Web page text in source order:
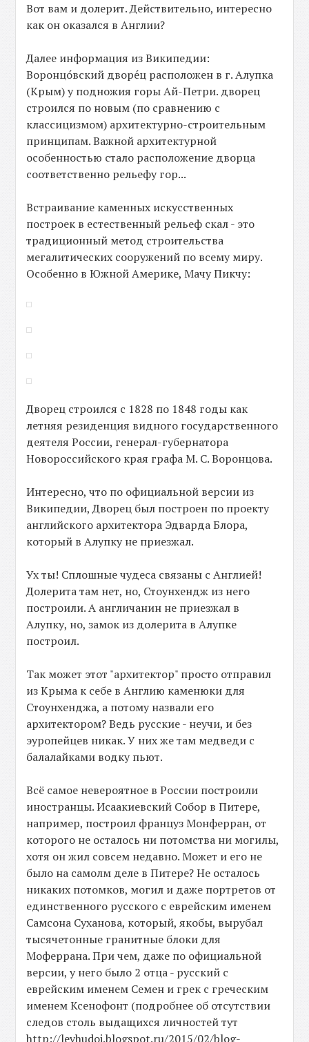
Вот вам и долерит. Действительно, интересно
как он оказался в Англии?
Далее информация из Википедии:
Воронцо́вский дворе́ц расположен в г. Алупка
(Крым) у подножия горы Ай-Петри. дворец
строился по новым (по сравнению с
классицизмом) архитектурно-строительным
принципам. Важной архитектурной
особенностью стало расположение дворца
соответственно рельефу гор...
Встраивание каменных искусственных
построек в естественный рельеф скал - это
традиционный метод строительства
мегалитических сооружений по всему миру.
Особенно в Южной Америке, Мачу Пикчу:
Дворец строился с 1828 по 1848 годы как
летняя резиденция видного государственного
деятеля России, генерал-губернатора
Новороссийского края графа М. С. Воронцова.
Интересно, что по официальной версии из
Википедии, Дворец был построен по проекту
английского архитектора Эдварда Блора,
который в Алупку не приезжал.
Ух ты! Сплошные чудеса связаны с Англией!
Долерита там нет, но, Стоунхендж из него
построили. А англичанин не приезжал в
Алупку, но, замок из долерита в Алупке
построил.
Так может этот "архитектор" просто отправил
из Крыма к себе в Англию каменюки для
Стоунхенджа, а потому назвали его
архитектором? Ведь русские - неучи, и без
эуропейцев никак. У них же там медведи с
балалайками водку пьют.
Всё самое невероятное в России построили
иностранцы. Исаакиевский Собор в Питере,
например, построил француз Монферран, от
которого не осталось ни потомства ни могилы,
хотя он жил совсем недавно. Может и его не
было на самолм деле в Питере? Не осталось
никаких потомков, могил и даже портретов от
единственного русского с еврейским именем
Самсона Суханова, который, якобы, вырубал
тысячетонные гранитные блоки для
Моферрана. При чем, даже по официальной
версии, у него было 2 отца - русский с
еврейским именем Семен и грек с греческим
именем Ксенофонт (подробнее об отсутствии
следов столь выдащихся личностей тут
http://levhudoi.blogspot.ru/2015/02/blog-